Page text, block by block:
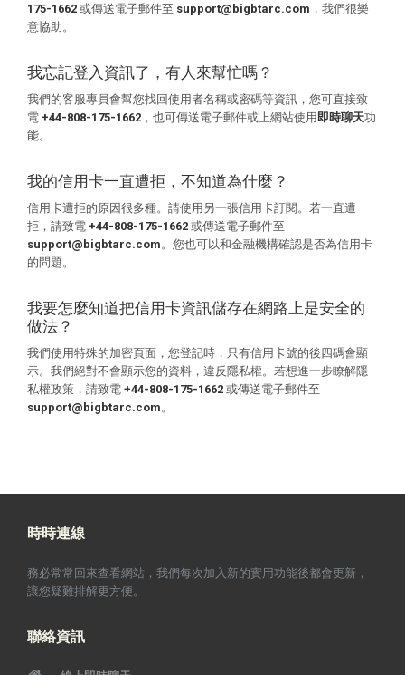
175-1662 或傳送電子郵件至 support@bigbtarc.com ，我們很樂
意協助。
我忘記登入資訊了，有人來幫忙嗎？
我們的客服專員會幫您找回使用者名稱或密碼等資訊，您可直接致
電 +44-808-175-1662 ，也可傳送電子郵件或上網站使用即時聊天功
能。
我的信用卡一直遭拒，不知道為什麼？
信用卡遭拒的原因很多種。請使用另一張信用卡訂閱。若一直遭
拒，請致電 +44-808-175-1662 或傳送電子郵件至
support@bigbtarc.com 。您也可以和金融機構確認是否為信用卡
的問題。
我要怎麼知道把信用卡資訊儲存在網路上是安全的
做法？
我們使用特殊的加密頁面，您登記時，只有信用卡號的後四碼會顯
示。我們絕對不會顯示您的資料，違反隱私權。若想進一步瞭解隱
私權政策，請致電 +44-808-175-1662 或傳送電子郵件至
support@bigbtarc.com 。
時時連線
務必常常回來查看網站，我們每次加入新的實用功能後都會更新，
讓您疑難排解更方便。
聯絡資訊